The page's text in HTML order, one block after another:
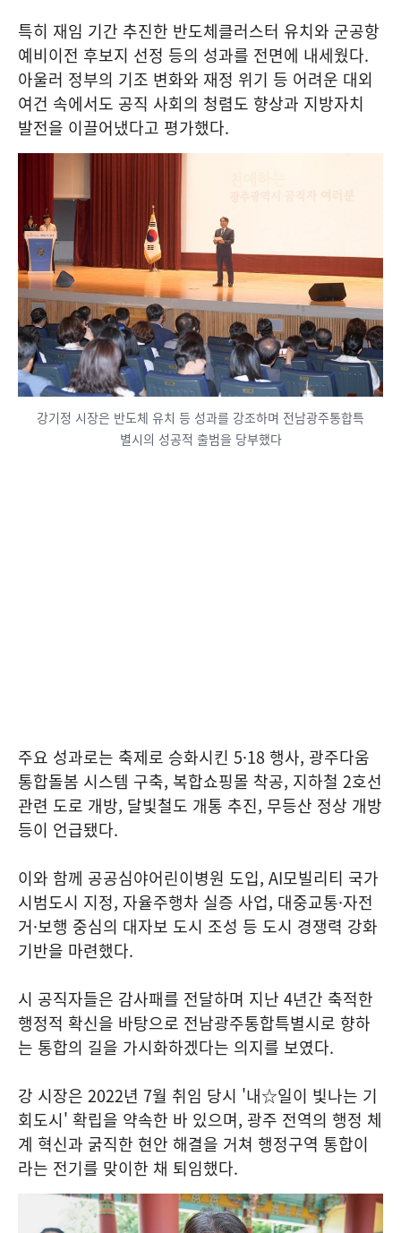
특히 재임 기간 추진한 반도체클러스터 유치와 군공항
예비이전 후보지 선정 등의 성과를 전면에 내세웠다.
아울러 정부의 기조 변화와 재정 위기 등 어려운 대외
여건 속에서도 공직 사회의 청렴도 향상과 지방자치
발전을 이끌어냈다고 평가했다.
강기정 시장은 반도체 유치 등 성과를 강조하며 전남광주통합특
별시의 성공적 출범을 당부했다
주요 성과로는 축제로 승화시킨 5·18 행사, 광주다움
통합돌봄 시스템 구축, 복합쇼핑몰 착공, 지하철 2호선
관련 도로 개방, 달빛철도 개통 추진, 무등산 정상 개방
등이 언급됐다.
이와 함께 공공심야어린이병원 도입, AI모빌리티 국가
시범도시 지정, 자율주행차 실증 사업, 대중교통·자전
거·보행 중심의 대자보 도시 조성 등 도시 경쟁력 강화
기반을 마련했다.
시 공직자들은 감사패를 전달하며 지난 4년간 축적한
행정적 확신을 바탕으로 전남광주통합특별시로 향하
는 통합의 길을 가시화하겠다는 의지를 보였다.
강 시장은 2022년 7월 취임 당시 '내☆일이 빛나는 기
회도시' 확립을 약속한 바 있으며, 광주 전역의 행정 체
계 혁신과 굵직한 현안 해결을 거쳐 행정구역 통합이
라는 전기를 맞이한 채 퇴임했다.